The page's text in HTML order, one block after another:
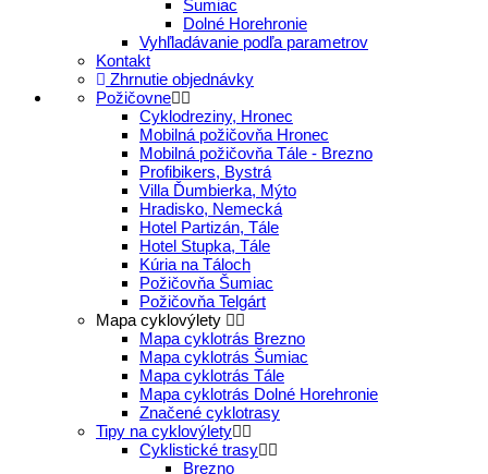
Šumiac
Dolné Horehronie
Vyhľladávanie podľa parametrov
Kontakt
Zhrnutie objednávky
Požičovne
Cyklodreziny, Hronec
Mobilná požičovňa Hronec
Mobilná požičovňa Tále - Brezno
Profibikers, Bystrá
Villa Ďumbierka, Mýto
Hradisko, Nemecká
Hotel Partizán, Tále
Hotel Stupka, Tále
Kúria na Táloch
Požičovňa Šumiac
Požičovňa Telgárt
Mapa cyklovýlety
Mapa cyklotrás Brezno
Mapa cyklotrás Šumiac
Mapa cyklotrás Tále
Mapa cyklotrás Dolné Horehronie
Značené cyklotrasy
Tipy na cyklovýlety
Cyklistické trasy
Brezno